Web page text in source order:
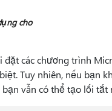
cho
đặt các chương trình
Tuy nhiên, nếu bạn
vẫn có thể tạo lối tắt